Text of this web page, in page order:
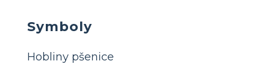
Symboly
Hobliny pšenice